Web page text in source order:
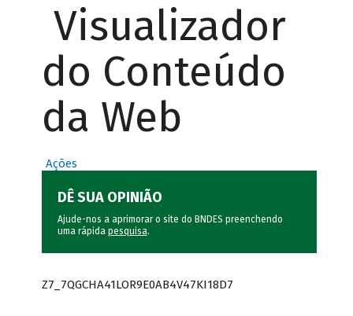
Visualizador
do Conteúdo
da Web
Ações
DÊ SUA OPINIÃO
Ajude-nos a aprimorar o site do BNDES preenchendo
uma rápida pesquisa.
Z7_7QGCHA41LOR9E0AB4V47KI18D7